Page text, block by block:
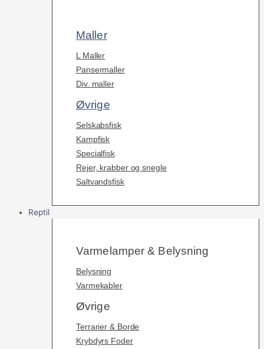
Maller
L Maller
Pansermaller
Div. maller
Øvrige
Selskabsfisk
Kampfisk
Specialfisk
Rejer, krabber og snegle
Saltvandsfisk
Reptil
Varmelamper & Belysning
Belysning
Varmekabler
Øvrige
Terrarier & Borde
Krybdyrs Foder